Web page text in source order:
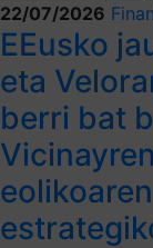
22/07/2026
EEusko
eta
berri bat